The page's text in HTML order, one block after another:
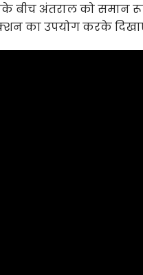
बीच अंतराल को समान
का उपयोग करके